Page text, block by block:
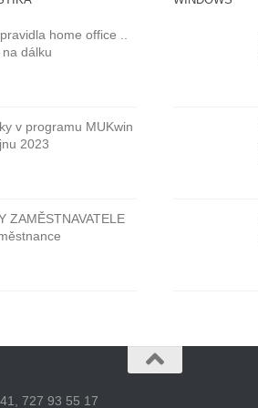
home office ..
dálku
v programu MUKwin
2023
ZAMĚSTNAVATELE
727 93 55 17